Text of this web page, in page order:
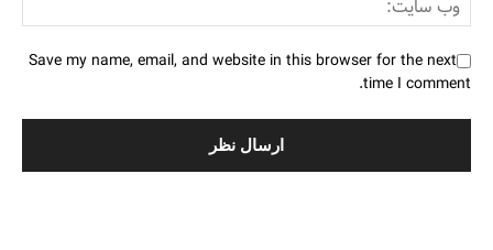
Save my name, email, and website in this browser for the next
time I comment.